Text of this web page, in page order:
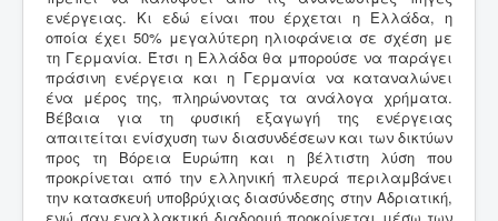
ενέργειας. Κι εδώ είναι που έρχεται η Ελλάδα, η
οποία έχει 50% μεγαλύτερη ηλιοφάνεια σε σχέση με
τη Γερμανία. Έτσι η Ελλάδα θα μπορούσε να παράγει
πράσινη ενέργεια και η Γερμανία να καταναλώνει
ένα μέρος της, πληρώνοντας τα ανάλογα χρήματα.
Βέβαια για τη φυσική εξαγωγή της ενέργειας
απαιτείται ενίσχυση των διασυνδέσεων και των δικτύων
προς τη Βόρεια Ευρώπη και η βέλτιστη λύση που
προκρίνεται από την ελληνική πλευρά περιλαμβάνει
την κατασκευή υποβρύχιας διασύνδεσης στην Αδριατική,